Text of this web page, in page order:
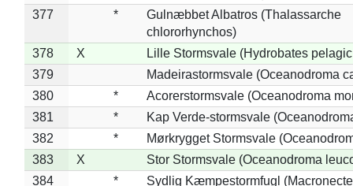
377
*
Gulnæbbet Albatros (Thalassarche
chlororhynchos)
378
X
Lille Stormsvale (Hydrobates
379
Madeirastormsvale (Oceanodroma
380
*
Acorerstormsvale (Oceanodroma
381
*
Kap Verde-stormsvale
382
*
Mørkrygget Stormsvale
383
X
Stor Stormsvale (Oceanodroma
384
*
Sydlig Kæmpestormfugl